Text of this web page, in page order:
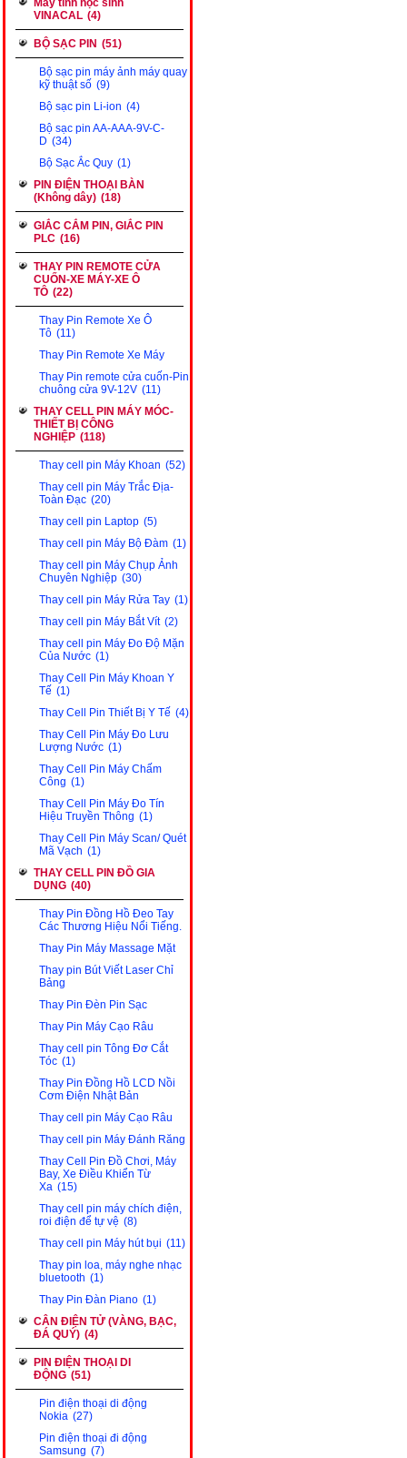
Máy tính học sinh
VINACAL (4)
BỘ SẠC PIN (51)
Bộ sạc pin máy ảnh máy quay
kỹ thuật số (9)
Bộ sạc pin Li-ion (4)
Bộ sạc pin AA-AAA-9V-C-
D (34)
Bộ Sạc Ắc Quy (1)
PIN ĐIỆN THOẠI BÀN
(Không dây) (18)
GIẮC CẮM PIN, GIẮC PIN
PLC (16)
THAY PIN REMOTE CỬA
CUỐN-XE MÁY-XE Ô
TÔ (22)
Thay Pin Remote Xe Ô
Tô (11)
Thay Pin Remote Xe Máy
Thay Pin remote cửa cuốn-Pin
chuông cửa 9V-12V (11)
THAY CELL PIN MÁY MÓC-
THIẾT BỊ CÔNG
NGHIỆP (118)
Thay cell pin Máy Khoan (52)
Thay cell pin Máy Trắc Địa-
Toàn Đạc (20)
Thay cell pin Laptop (5)
Thay cell pin Máy Bộ Đàm (1)
Thay cell pin Máy Chụp Ảnh
Chuyên Nghiệp (30)
Thay cell pin Máy Rửa Tay (1)
Thay cell pin Máy Bắt Vít (2)
Thay cell pin Máy Đo Độ Mặn
Của Nước (1)
Thay Cell Pin Máy Khoan Y
Tế (1)
Thay Cell Pin Thiết Bị Y Tế (4)
Thay Cell Pin Máy Đo Lưu
Lượng Nước (1)
Thay Cell Pin Máy Chấm
Công (1)
Thay Cell Pin Máy Đo Tín
Hiệu Truyền Thông (1)
Thay Cell Pin Máy Scan/ Quét
Mã Vạch (1)
THAY CELL PIN ĐỒ GIA
DỤNG (40)
Thay Pin Đồng Hồ Đeo Tay
Các Thương Hiệu Nổi Tiếng.
Thay Pin Máy Massage Mặt
Thay pin Bút Viết Laser Chỉ
Bảng
Thay Pin Đèn Pin Sạc
Thay Pin Máy Cạo Râu
Thay cell pin Tông Đơ Cắt
Tóc (1)
Thay Pin Đồng Hồ LCD Nồi
Cơm Điện Nhật Bản
Thay cell pin Máy Cạo Râu
Thay cell pin Máy Đánh Răng
Thay Cell Pin Đồ Chơi, Máy
Bay, Xe Điều Khiển Từ
Xa (15)
Thay cell pin máy chích điện,
roi điện để tự vệ (8)
Thay cell pin Máy hút bụi (11)
Thay pin loa, máy nghe nhạc
bluetooth (1)
Thay Pin Đàn Piano (1)
CÂN ĐIỆN TỬ (VÀNG, BẠC,
ĐÁ QUÝ) (4)
PIN ĐIỆN THOẠI DI
ĐỘNG (51)
Pin điện thoại di động
Nokia (27)
Pin điện thoại đi động
Samsung (7)